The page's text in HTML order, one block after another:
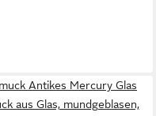
Antikes Mercury Glas
aus Glas, mundgeblasen,